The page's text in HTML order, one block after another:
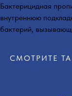
Бактерицидная
внутреннюю
бактерий,
СМОТРИТЕ